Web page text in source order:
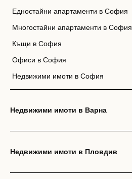
Едностайни апартаменти в София
Многостайни апартаменти в София
Къщи в София
Офиси в София
Недвижими имоти в София
Недвижими имоти в Варна
Недвижими имоти в Пловдив